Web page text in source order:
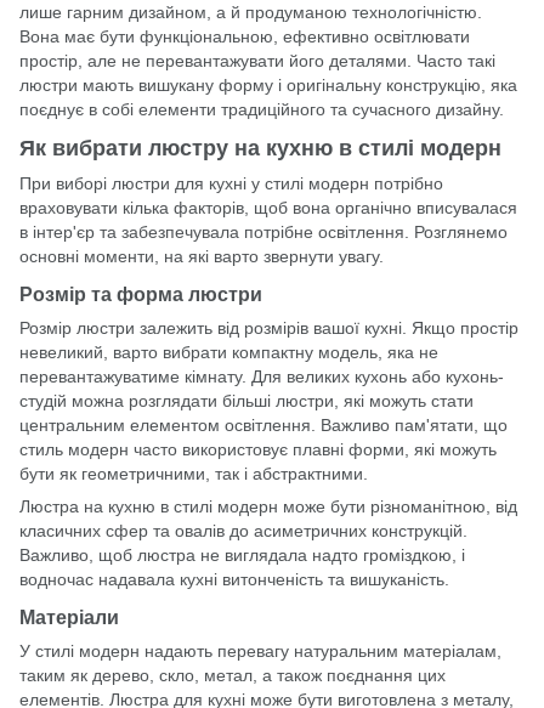
лише гарним дизайном, а й продуманою технологічністю.
Вона має бути функціональною, ефективно освітлювати
простір, але не перевантажувати його деталями. Часто такі
люстри мають вишукану форму і оригінальну конструкцію, яка
поєднує в собі елементи традиційного та сучасного дизайну.
Як вибрати люстру на кухню в стилі модерн
При виборі люстри для кухні у стилі модерн потрібно
враховувати кілька факторів, щоб вона органічно вписувалася
в інтер'єр та забезпечувала потрібне освітлення. Розглянемо
основні моменти, на які варто звернути увагу.
Розмір та форма люстри
Розмір люстри залежить від розмірів вашої кухні. Якщо простір
невеликий, варто вибрати компактну модель, яка не
перевантажуватиме кімнату. Для великих кухонь або кухонь-
студій можна розглядати більші люстри, які можуть стати
центральним елементом освітлення. Важливо пам'ятати, що
стиль модерн часто використовує плавні форми, які можуть
бути як геометричними, так і абстрактними.
Люстра на кухню в стилі модерн може бути різноманітною, від
класичних сфер та овалів до асиметричних конструкцій.
Важливо, щоб люстра не виглядала надто громіздкою, і
водночас надавала кухні витонченість та вишуканість.
Матеріали
У стилі модерн надають перевагу натуральним матеріалам,
таким як дерево, скло, метал, а також поєднання цих
елементів. Люстра для кухні може бути виготовлена ​​з металу,